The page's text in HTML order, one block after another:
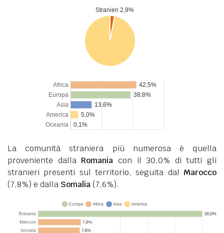
La comunità straniera più numerosa è quella
proveniente dalla Romania con il 30,0% di tutti gli
stranieri presenti sul territorio, seguita dal Marocco
(7,8%) e dalla Somalia(7,6%).